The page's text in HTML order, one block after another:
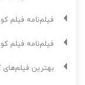
فیلم‌نامه فیلم
فیلم‌نامه فیلم
بهترین فیلم‌های کوتاه سال